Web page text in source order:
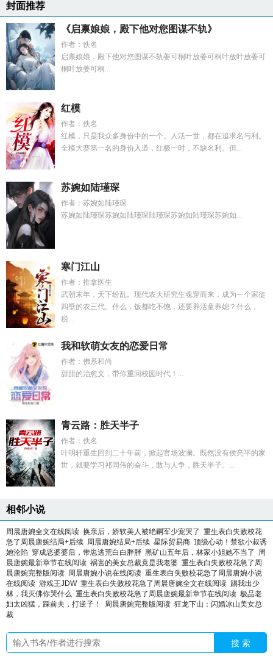
封面推荐
《启禀娘娘，殿下他对您图谋不轨》
作者：佚名
启禀娘娘，殿下他对您图谋不轨姜可桐叶放姜可桐叶放叶放姜可
桐叶放姜可桐...
红模
作者：佚名
红模，只是我众多身份中的一个。人活一世，都在追求名与利。
全模大赛第一名的身份入道，红极一时，不缺名利。但...
苏婉如陆瑾琛
作者：苏婉如陆瑾琛
苏婉如陆瑾琛苏婉如陆瑾琛陆瑾琛苏婉如陆瑾琛苏婉如...
寒门江山
作者：推拿医生
武朝末年，天下纷乱。现代农大研究生魂穿而来，成为一个家徒
四壁的农三代。什么，饭都吃不饱，还要养活童养媳？什么，
税...
我和软萌女友的恋爱日常
作者：佛系和尚
甜甜的治愈文，带你重回校园时代！...
青云路：胜天半子
作者：佚名
叶明轩重生回到二十年前，掀起官场波澜。既然没有侯亮平的家
世，就要学习祁同伟的奋斗，敢与人争，胜天半子。...
相邻小说
周晨唐婉全文在线阅读 换亲后，娇软美人被绝嗣军少宠哭了 重生表白失败校花
急了周晨唐婉结局+后续 周晨唐婉结局+后续 星际贸易商 顶级心动！禁欲小叔诱
她沦陷 穿成恶婆婆后，带崽逃荒白白胖胖 黑矿山五年后，林家小姐她不当了
周
晨唐婉最新章节在线阅读 祸害的美女总裁竟是我老婆 重生表白失败校花急了周
晨唐婉完整版阅读 周晨唐婉小说在线阅读 重生表白失败校花急了周晨唐婉小说
在线阅读 游戏王JDW 重生表白失败校花急了周晨唐婉全文在线阅读 踢我出少
林，我灭佛你哭什么 重生表白失败校花急了周晨唐婉最新章节在线阅读 极品老
妇太凶猛，踩前夫，打逆子！
周晨唐婉完整版阅读 狂龙下山：闪婚冰山美女总
裁
搜 索